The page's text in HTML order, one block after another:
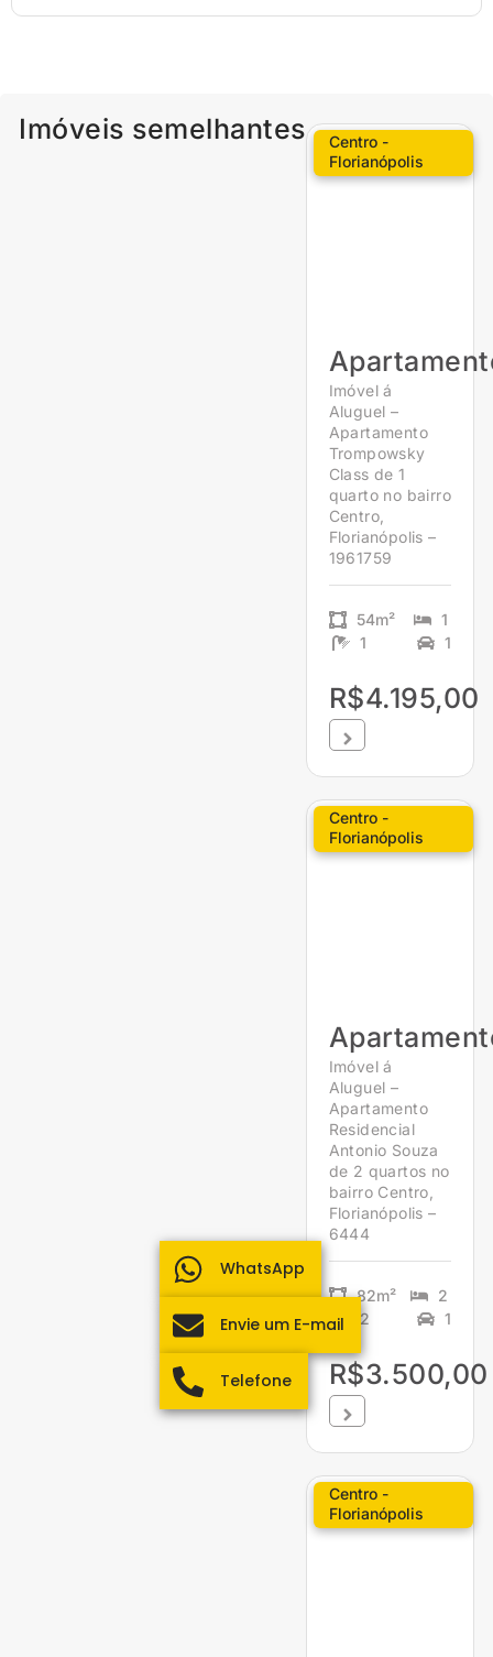
Imóveis semelhantes
Centro -
Florianópolis
Imóvel á
Aluguel –
Apartamento
Trompowsky
Class de 1
quarto no bairro
Centro,
Florianópolis –
1961759
54m²
1
1
1
R$4.195,00
Centro -
Florianópolis
Imóvel á
Aluguel –
Apartamento
Residencial
Antonio Souza
de 2 quartos no
bairro Centro,
Florianópolis –
6444
82m²
2
2
1
R$3.500,00
Centro -
Florianópolis
WhatsApp
Envie um E-mail
Telefone